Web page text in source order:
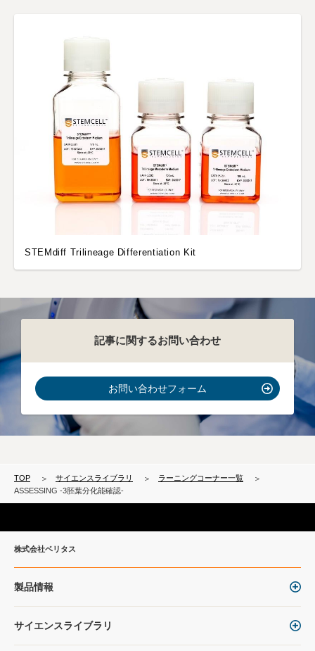
STEMdiff Trilineage Differentiation Kit
記事に関するお問い合わせ
お問い合わせフォーム
TOP サイエンスライブラリ
ラーニングコーナー一覧
ASSESSING -3胚葉分化能確認-
株式会社ベリタス
製品情報
サイエンスライブラリ